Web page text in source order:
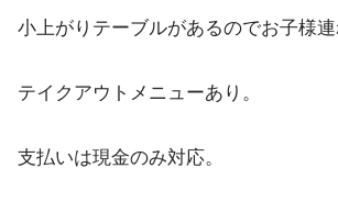
小上がりテーブルがあるのでお子様連
テイクアウトメニューあり。
支払いは現金のみ対応。